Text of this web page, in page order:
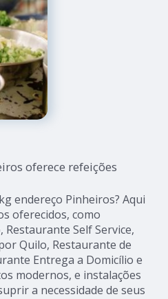
oferece refeições
endereço Pinheiros? Aqui
oferecidos, como
Self Service,
Quilo, Restaurante de
Entrega a Domicílio e
modernos, e instalações
a necessidade de seus